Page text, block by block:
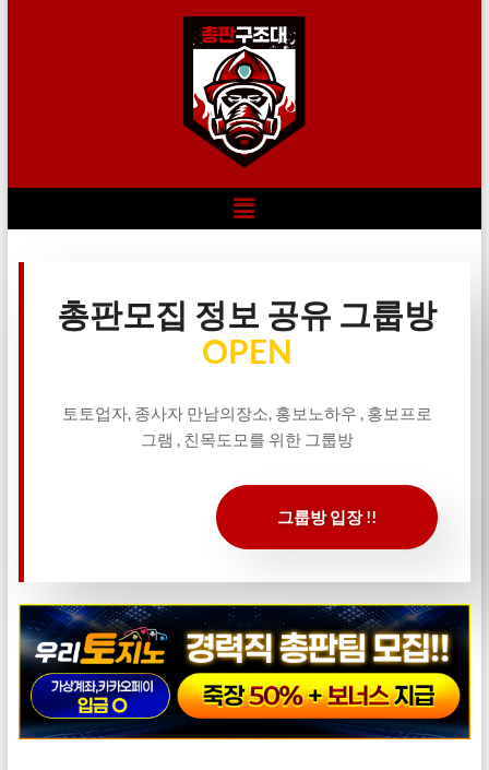
총판모집 정보 공유 그룹방
OPEN
토토업자, 종사자 만남의장소, 홍보노하우 , 홍보프로
그램 , 친목도모를 위한 그룹방
그룹방 입장 !!